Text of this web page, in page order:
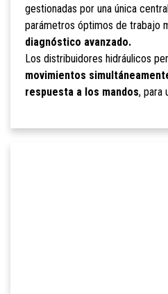
gestionadas por una única
parámetros óptimos de trabajo
diagnóstico avanzado.
Los distribuidores hidráulicos
movimientos
respuesta a los mandos, para